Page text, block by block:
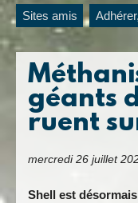
Sites amis
géants
ruent
mercredi 26 juillet
Shell est